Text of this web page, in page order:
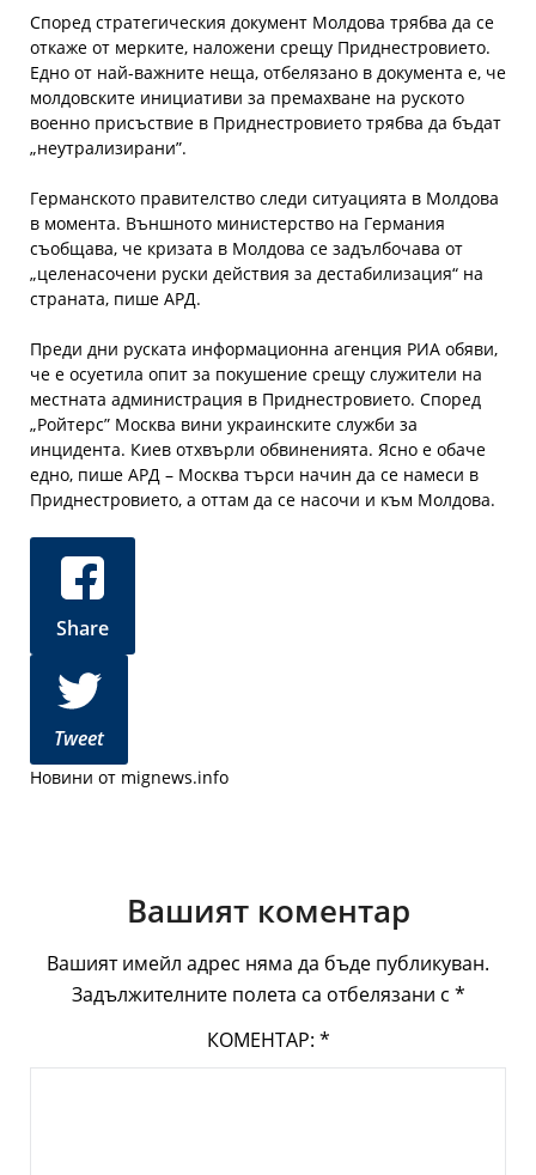
Според стратегическия документ Молдова трябва да се
откаже от мерките, наложени срещу Приднестровието.
Едно от най-важните неща, отбелязано в документа е, че
молдовските инициативи за премахване на руското
военно присъствие в Приднестровието трябва да бъдат
„неутрализирани”.
Германското правителство следи ситуацията в Молдова
в момента. Външното министерство на Германия
съобщава, че кризата в Молдова се задълбочава от
„целенасочени руски действия за дестабилизация“ на
страната, пише АРД.
Преди дни руската информационна агенция РИА обяви,
че е осуетила опит за покушение срещу служители на
местната администрация в Приднестровието. Според
„Ройтерс” Москва вини украинските служби за
инцидента. Киев отхвърли обвиненията. Ясно е обаче
едно, пише АРД – Москва търси начин да се намеси в
Приднестровието, а оттам да се насочи и към Молдова.
Share
Tweet
Новини от mignews.info
Вашият коментар
Вашият имейл адрес няма да бъде публикуван.
Задължителните полета са отбелязани с *
КОМЕНТАР: *